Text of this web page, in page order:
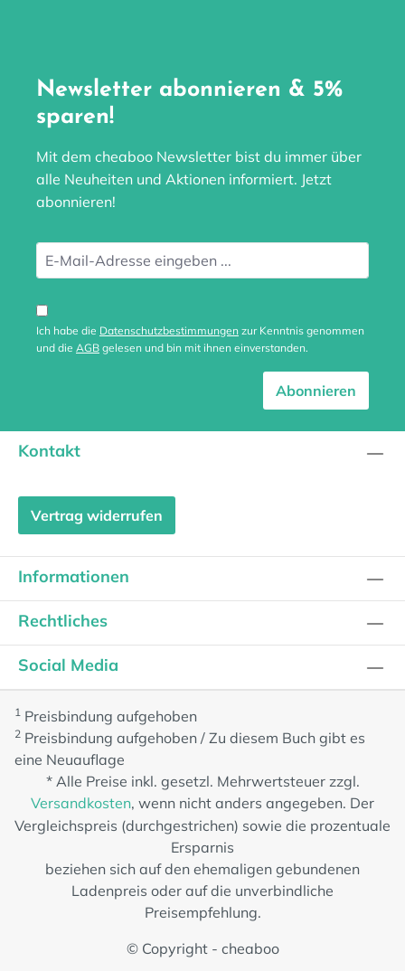
Newsletter abonnieren & 5%
sparen!
Mit dem cheaboo Newsletter bist du immer über
alle Neuheiten und Aktionen informiert. Jetzt
abonnieren!
Ich habe die Datenschutzbestimmungen zur Kenntnis genommen
und die AGB gelesen und bin mit ihnen einverstanden.
Abonnieren
Kontakt
Vertrag widerrufen
Informationen
Rechtliches
Social Media
1 Preisbindung aufgehoben
2 Preisbindung aufgehoben / Zu diesem Buch gibt es
eine Neuauflage
* Alle Preise inkl. gesetzl. Mehrwertsteuer zzgl.
Versandkosten, wenn nicht anders angegeben. Der
Vergleichspreis (durchgestrichen) sowie die prozentuale
Ersparnis
beziehen sich auf den ehemaligen gebundenen
Ladenpreis oder auf die unverbindliche
Preisempfehlung.
© Copyright - cheaboo